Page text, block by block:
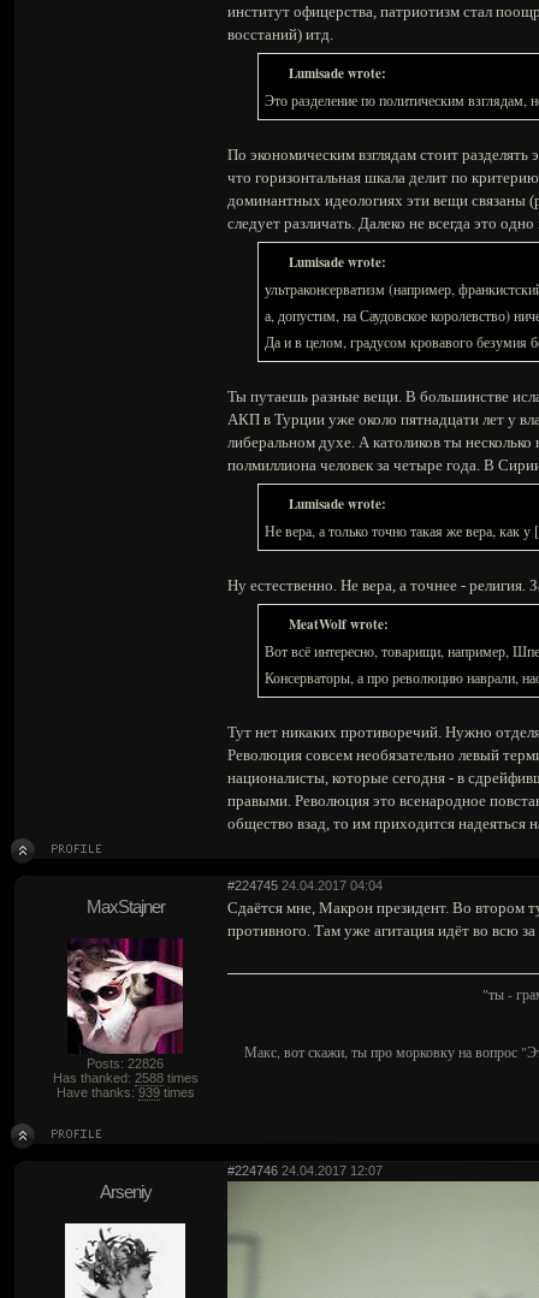
институт офицерства, патриотизм стал
восстаний) итд.
Lumisade wrote:
Это разделение по политическим взглядам,
По экономическим взглядам стоит
что горизонтальная шкала делит по
доминантных идеологиях эти вещи связаны
следует различать. Далеко не всегда это
Lumisade wrote:
ультраконсерватизм (например,
а, допустим, на Саудовское королевство)
Да и в целом, градусом кровавого безумия
Ты путаешь разные вещи. В большинстве
АКП в Турции уже около пятнадцати лет у
либеральном духе. А католиков ты
полмиллиона человек за четыре года. В
Lumisade wrote:
Не вера, а только точно такая же вера, как
Ну естественно. Не вера, а точнее -
MeatWolf wrote:
Вот всё интересно, товарищи, например,
Консерваторы, а про революцию наврали,
Тут нет никаких противоречий. Нужно
Революция совсем необязательно левый
националисты, которые сегодня - в
правыми. Революция это всенародное
общество взад, то им приходится
#224745 24.04.2017 04:04
MaxStajner
Posts: 22826
Has thanked: 2588times
Have thanks: 939times
Сдаётся мне, Макрон президент. Во втором
противного. Там уже агитация идёт во всю
"ты -
Макс, вот скажи, ты про морковку на вопрос
#224746 24.04.2017 12:07
Arseniy